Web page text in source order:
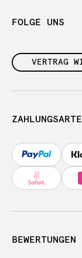
FOLGE UNS
VERTRAG